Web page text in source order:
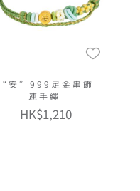
“安”999足金串飾
連手繩
HK$1,210